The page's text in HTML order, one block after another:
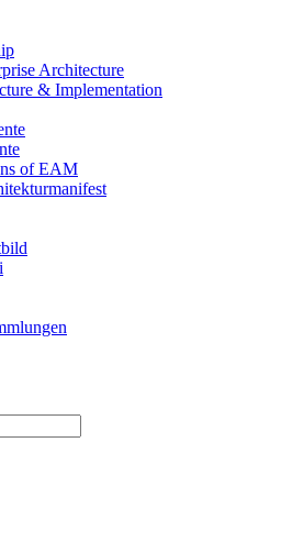
Architecture
& Implementation
of EAM